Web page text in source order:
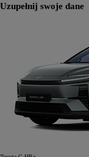
Uzupełnij swoje dane